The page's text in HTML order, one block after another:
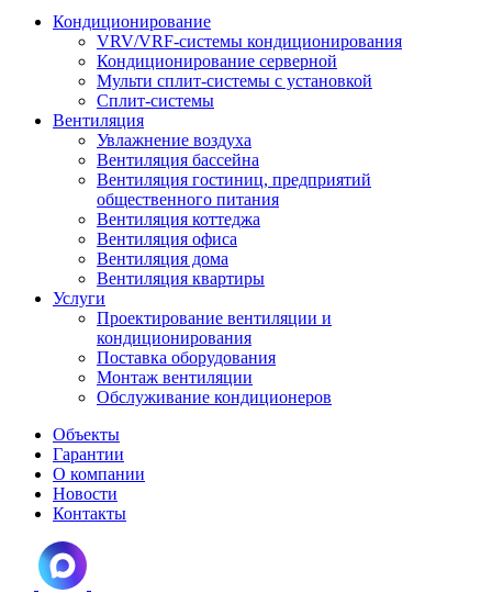
Кондиционирование
VRV/VRF-системы кондиционирования
Кондиционирование серверной
Мульти сплит-системы с установкой
Сплит-системы
Вентиляция
Увлажнение воздуха
Вентиляция бассейна
Вентиляция гостиниц, предприятий
общественного питания
Вентиляция коттеджа
Вентиляция офиса
Вентиляция дома
Вентиляция квартиры
Услуги
Проектирование вентиляции и
кондиционирования
Поставка оборудования
Монтаж вентиляции
Обслуживание кондиционеров
Объекты
Гарантии
О компании
Новости
Контакты